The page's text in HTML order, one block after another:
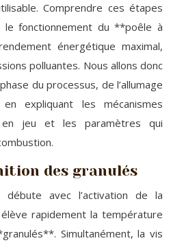
Comprendre ces étapes
fonctionnement du **poêle à
énergétique maximal,
polluantes. Nous allons donc
du processus, de l’allumage
expliquant les mécanismes
en jeu et les paramètres qui
des granulés
avec l’activation de la
rapidement la température
Simultanément, la vis